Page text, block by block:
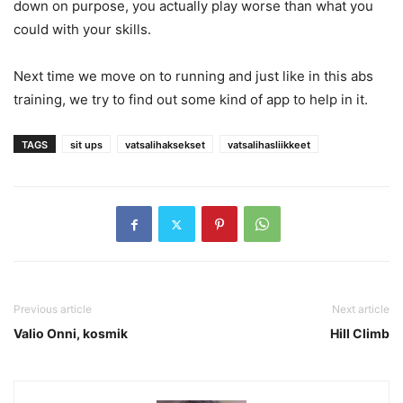
down on purpose, you actually play worse than what you
could with your skills.
Next time we move on to running and just like in this abs
training, we try to find out some kind of app to help in it.
TAGS sit ups vatsalihaksekset vatsalihasliikkeet
Previous article
Valio Onni, kosmik
Next article
Hill Climb